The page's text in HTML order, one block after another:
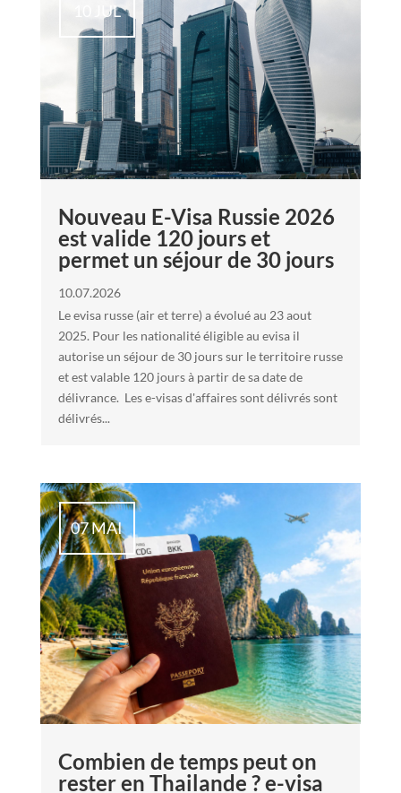
Nouveau E-Visa Russie 2026
est valide 120 jours et
permet un séjour de 30 jours
10.07.2026
Le evisa russe (air et terre) a évolué au 23 aout
2025. Pour les nationalité éligible au evisa il
autorise un séjour de 30 jours sur le territoire russe
et est valable 120 jours à partir de sa date de
délivrance. Les e-visas d'affaires sont délivrés sont
délivrés...
10 JUL
Combien de temps peut on
rester en Thailande ? e-visa
07 MAI